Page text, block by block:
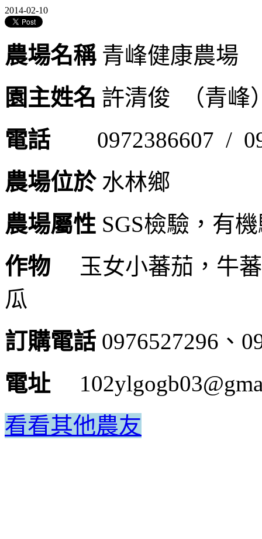
2014-02-10
農場名稱青峰健
園主姓名 許清俊 （
電話 0972386607 /
農場位於水林
農場屬性 SGS檢驗
作物 玉女小蕃茄，牛
瓜
訂購電話 0976527296、
電址
看看其他農友